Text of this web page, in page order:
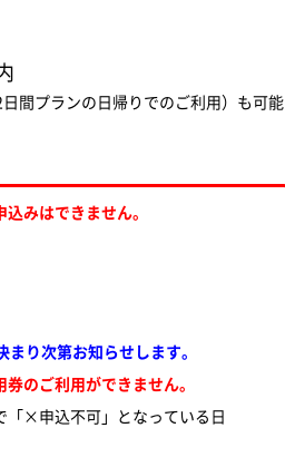
間プランの日帰りでのご利用）も可能
みはできません。
り次第お知らせします。
のご利用ができません。
「×申込不可」となっている日